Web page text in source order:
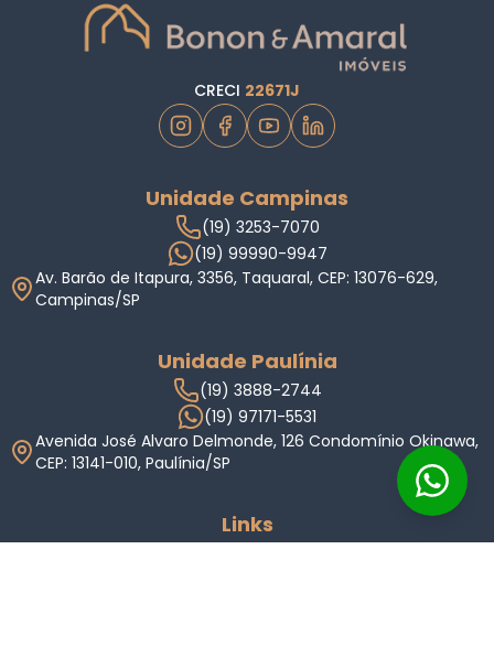
CRECI 22671J
Unidade Campinas
(19) 3253-7070
(19) 99990-9947
Av. Barão de Itapura, 3356, Taquaral, CEP: 13076-629,
Campinas/SP
Unidade Paulínia
(19) 3888-2744
(19) 97171-5531
Avenida José Alvaro Delmonde, 126 Condomínio Okinawa,
CEP: 13141-010, Paulínia/SP
Links